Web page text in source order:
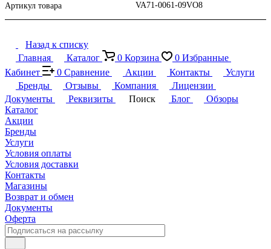
Артикул товара VA71-0061-09VO8
Назад к списку
Главная
Каталог 0 Корзина 0 Избранные
Кабинет
0 Сравнение Акции Контакты
Услуги
Бренды
Отзывы Компания
Лицензии
Документы
Реквизиты Поиск Блог
Обзоры
Каталог
Акции
Бренды
Услуги
Условия оплаты
Условия доставки
Контакты
Магазины
Возврат и обмен
Документы
Оферта